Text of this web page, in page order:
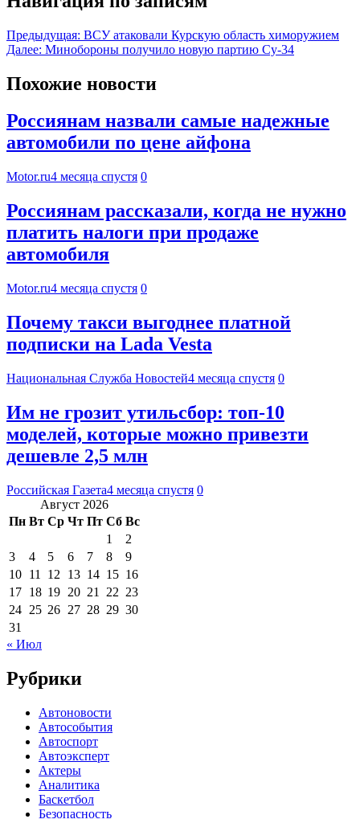
Предыдущая: ВСУ атаковали Курскую область химоружием
Далее: Минобороны получило новую партию Су-34
Похожие новости
Россиянам назвали самые надежные
автомобили по цене айфона
Motor.ru4 месяца спустя 0
Россиянам рассказали, когда не нужно
платить налоги при продаже
автомобиля
Motor.ru4 месяца спустя 0
Почему такси выгоднее платной
подписки на Lada Vesta
Национальная Служба Новостей4 месяца спустя 0
Им не грозит утильсбор: топ-10
моделей, которые можно привезти
дешевле 2,5 млн
Российская Газета4 месяца спустя 0
Август 2026
Пн Вт Ср Чт Пт Сб Вс
1
2
3
4 5 6 7 8
9
10 11 12 13 14 15 16
17 18 19 20 21 22 23
24 25 26 27 28 29 30
31
« Июл
Рубрики
Автоновости
Автособытия
Автоспорт
Автоэксперт
Актеры
Аналитика
Баскетбол
Безопасность